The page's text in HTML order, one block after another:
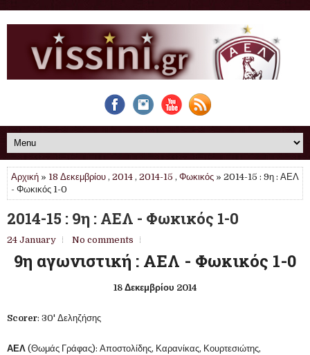
Αρχική » 18 Δεκεμβρίου , 2014 , 2014-15 , Φωκικός » 2014-15 : 9η : ΑΕΛ
- Φωκικός 1-0
2014-15 : 9η : ΑΕΛ - Φωκικός 1-0
24 January No comments
9η αγωνιστική : ΑΕΛ - Φωκικός 1-0
18 Δεκεμβρίου 2014
Scorer: 30' Δεληζήσης
ΑΕΛ (Θωμάς Γράφας): Αποστολίδης, Καρανίκας, Κουρτεσιώτης,